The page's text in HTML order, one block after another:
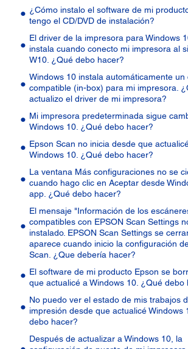
¿Cómo instalo el software de mi
tengo el CD/DVD de instalación?
El driver de la impresora para Windows
instala cuando conecto mi impresora al
W10. ¿Qué debo hacer?
Windows 10 instala automáticamente un
compatible (in-box) para mi impresora.
actualizo el driver de mi impresora?
Mi impresora predeterminada sigue
Windows 10. ¿Qué debo hacer?
Epson Scan no inicia desde que
Windows 10. ¿Qué debo hacer?
La ventana Más configuraciones no se
cuando hago clic en Aceptar desde
app. ¿Qué debo hacer?
El mensaje "Información de los
compatibles con EPSON Scan Settings
instalado. EPSON Scan Settings se
aparece cuando inicio la configuración
Scan. ¿Que debería hacer?
El software de mi producto Epson se
que actualicé a Windows 10. ¿Qué debo
No puedo ver el estado de mis trabajos
impresión desde que actualicé Windows
debo hacer?
Después de actualizar a Windows 10, la